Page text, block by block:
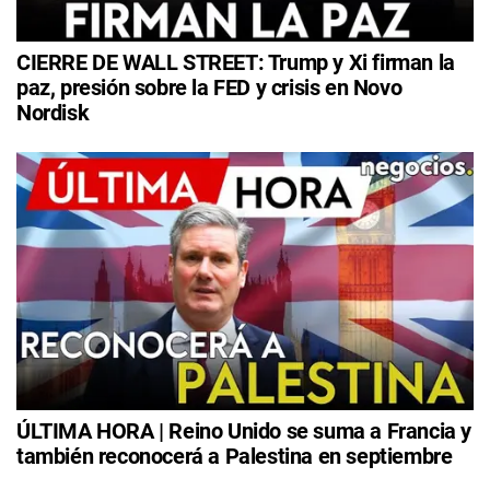
CIERRE DE WALL STREET: Trump y Xi firman la
paz, presión sobre la FED y crisis en Novo
Nordisk
ÚLTIMA HORA | Reino Unido se suma a Francia y
también reconocerá a Palestina en septiembre